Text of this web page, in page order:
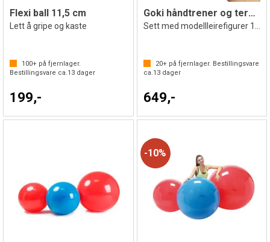
Flexi ball 11,5 cm
Lett å gripe og kaste
100+ på fjernlager.
Bestillingsvare ca.13 dager
199,-
Goki håndtrener og terapiball
20+på fjernlager. Bestillingsvare
ca.13dager
649,-
10%